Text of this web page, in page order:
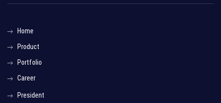
Home
Product
Portfolio
Career
President